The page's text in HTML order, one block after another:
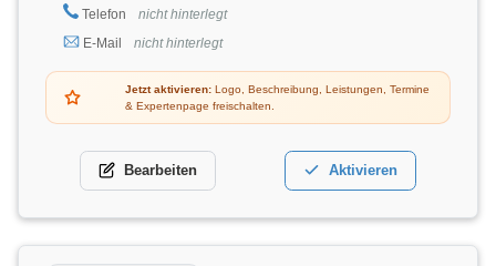
Telefon
nicht hinterlegt
E-Mail
nicht hinterlegt
Jetzt aktivieren: Logo, Beschreibung, Leistungen, Termine
& Expertenpage freischalten.
Bearbeiten Aktivieren